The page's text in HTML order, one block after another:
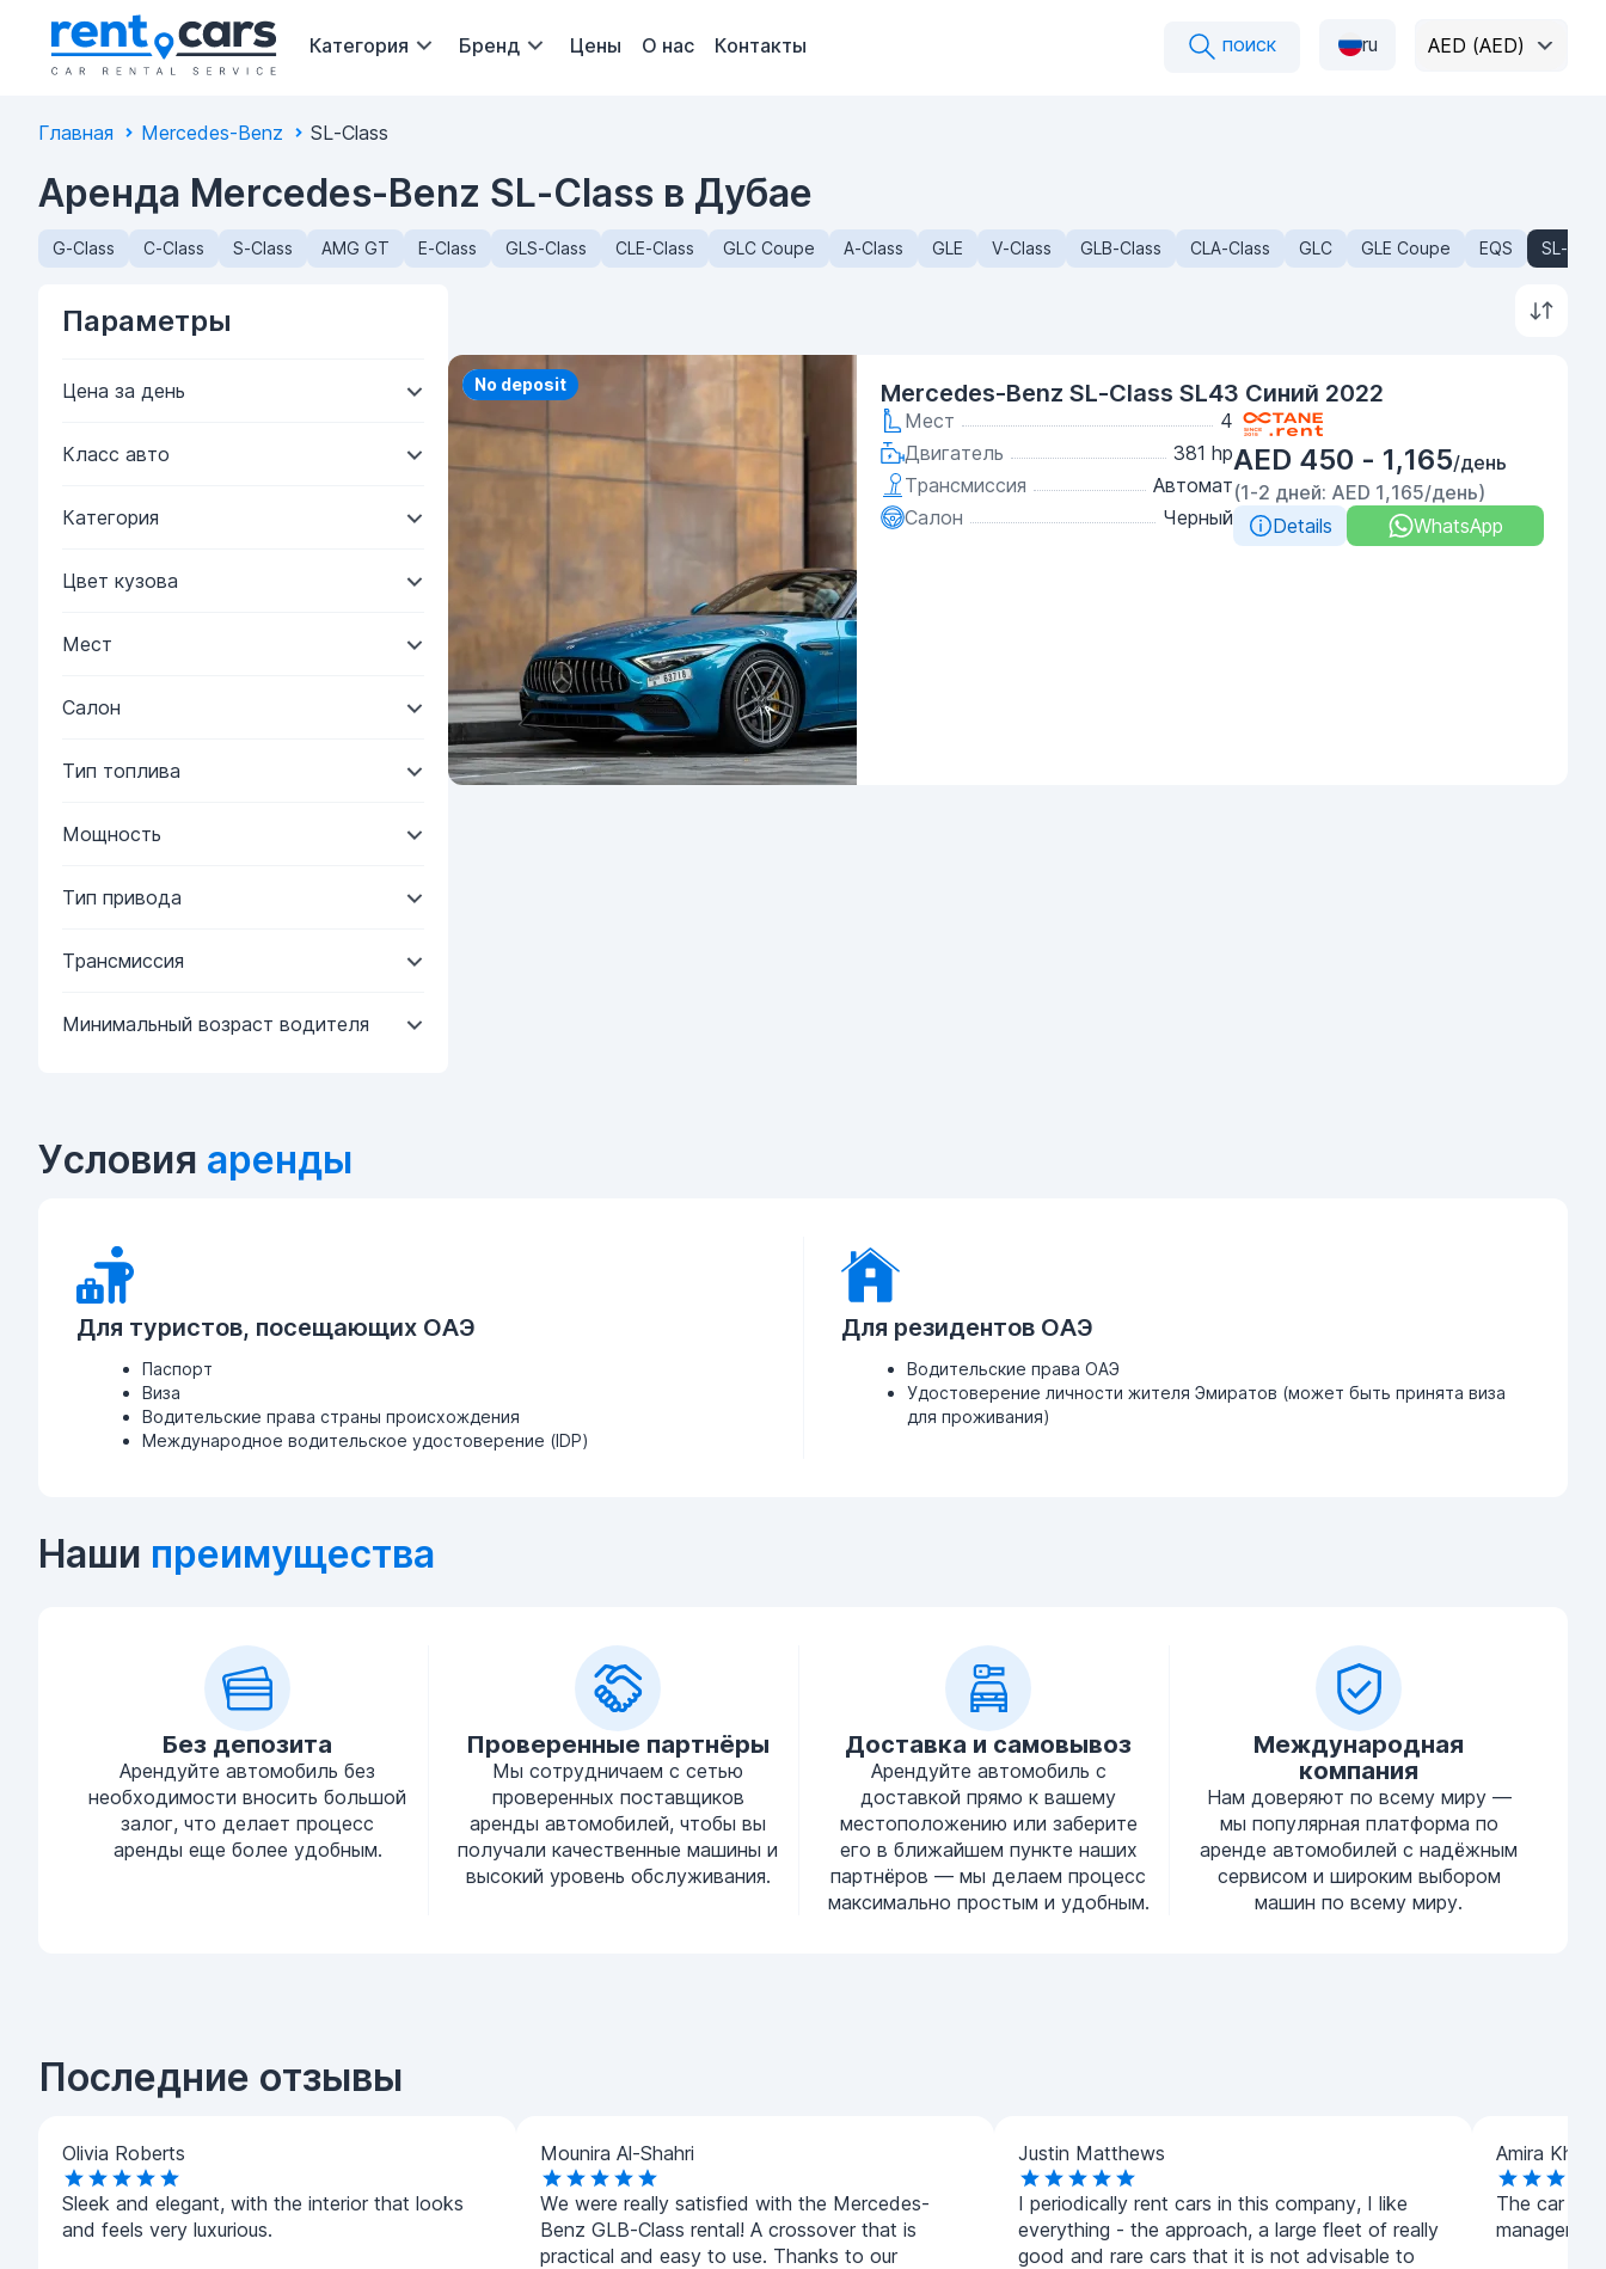
Категория Бренд Цены О нас Контакты поиск ru AED (AED)
Главная Mercedes-Benz SL-Class
Аренда Mercedes-Benz SL-Class в Дубае
G-Class C-Class S-Class AMG GT E-Class GLS-Class CLE-Class GLC Coupe A-Class GLE V-Class GLB-Class CLA-Class GLC GLE Coupe EQS SL-
Параметры
Цена за день
Класс авто
Категория
Цвет кузова
Мест
Салон
Тип топлива
Мощность
Тип привода
Трансмиссия
Минимальный возраст водителя
Priority
No deposit Mercedes-Benz SL-Class SL43 Синий 2022
Мест
4
Двигатель
381 hp
Трансмиссия
Автомат
Салон
Черный
AED 450 - 1,165/день
(1-2 дней: AED 1,165/день)
Details
WhatsApp
Условия аренды
Для туристов, посещающих ОАЭ
Паспорт
Виза
Водительские права страны происхождения
Международное водительское удостоверение (IDP)
Для резидентов ОАЭ
Водительские права ОАЭ
Удостоверение личности жителя Эмиратов (может быть принята виза
для проживания)
Наши преимущества
Без депозита
Арендуйте автомобиль без
необходимости вносить большой
залог, что делает процесс
аренды еще более удобным.
Проверенные партнёры
Мы сотрудничаем с сетью
проверенных поставщиков
аренды автомобилей, чтобы вы
получали качественные машины и
высокий уровень обслуживания.
Доставка и самовывоз
Арендуйте автомобиль с
доставкой прямо к вашему
местоположению или заберите
его в ближайшем пункте наших
партнёров — мы делаем процесс
максимально простым и удобным.
Международная
компания
Нам доверяют по всему миру —
мы популярная платформа по
аренде автомобилей с надёжным
сервисом и широким выбором
машин по всему миру.
Последние отзывы
Olivia Roberts
Sleek and elegant, with the interior that looks
and feels very luxurious.
Mounira Al-Shahri
We were really satisfied with the Mercedes-
Benz GLB-Class rental! A crossover that is
practical and easy to use. Thanks to our
Justin Matthews
I periodically rent cars in this company, I like
everything - the approach, a large fleet of really
good and rare cars that it is not advisable to
Amira Khalid
The car
manager